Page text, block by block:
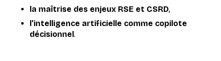
la maîtrise des enjeux RSE et CSRD,
l’intelligence artificielle comme copilote
décisionnel.